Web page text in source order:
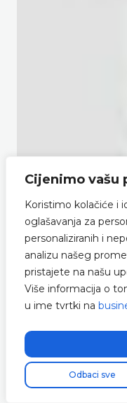
Cijenimo vašu
Koristimo kolačiće i
oglašavanja za
personaliziranih i
analizu našeg
pristajete na našu
Više informacija o
u ime tvrtki na
Odbaci sve